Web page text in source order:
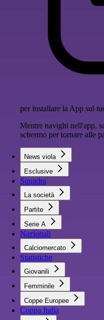
per installare la App sul
Mentre navighi nell'app,
schermo per tornare alle
News viola
Esclusive
Squadra
La società
Partite
Serie A
Nazionali
Calciomercato
Statistiche
Giovanili
Femminile
Coppe Europee
Coppa Italia